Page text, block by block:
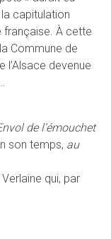
capitulation
française. À cette
Commune de
l’Alsace devenue
de l’émouchet
son temps, au
qui, par